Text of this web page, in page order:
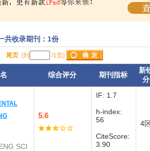
共收录期刊：1份
尾页 (到 /1页)
综合评分 期刊指标
新
SCI
5.6
IF: 1.7
h-index:
56
CiteScore:
3.90
4